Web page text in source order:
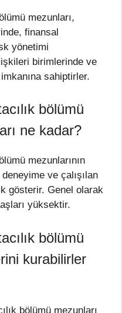
mezunları,
finansal
yönetimi
birimlerinde ve
sahiptirler.
bölümü
ne kadar?
mezunlarının
ve çalışılan
gösterir. Genel olarak
yüksektir.
bölümü
kurabilirler
bölümü mezunları